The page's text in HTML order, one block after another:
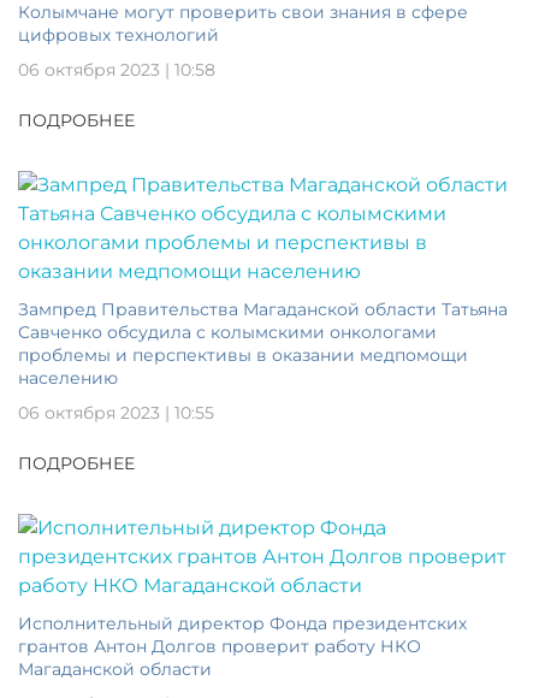
Колымчане могут проверить свои знания в сфере
цифровых технологий
06 октября 2023 | 10:58
ПОДРОБНЕЕ
Зампред Правительства Магаданской области Татьяна
Савченко обсудила с колымскими онкологами
проблемы и перспективы в оказании медпомощи
населению
06 октября 2023 | 10:55
ПОДРОБНЕЕ
Исполнительный директор Фонда президентских
грантов Антон Долгов проверит работу НКО
Магаданской области